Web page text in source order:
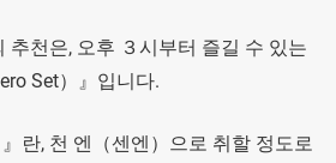
추천은, 오후 ３시부터 즐길 수 있는
Set）』입니다.
』란, 천 엔（센엔）으로 취할 정도로